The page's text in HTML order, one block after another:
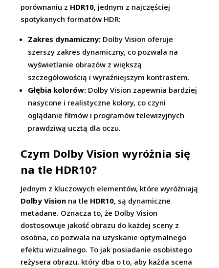
porównaniu z HDR10, jednym z najczęściej
spotykanych formatów HDR:
Zakres dynamiczny: Dolby Vision oferuje
szerszy zakres dynamiczny, co pozwala na
wyświetlanie obrazów z większą
szczegółowością i wyraźniejszym kontrastem.
Głębia kolorów: Dolby Vision zapewnia bardziej
nasycone i realistyczne kolory, co czyni
oglądanie filmów i programów telewizyjnych
prawdziwą ucztą dla oczu.
Czym Dolby Vision wyróżnia się
na tle HDR10?
Jednym z kluczowych elementów, które wyróżniają
Dolby Vision na tle HDR10, są dynamiczne
metadane. Oznacza to, że Dolby Vision
dostosowuje jakość obrazu do każdej sceny z
osobna, co pozwala na uzyskanie optymalnego
efektu wizualnego. To jak posiadanie osobistego
reżysera obrazu, który dba o to, aby każda scena